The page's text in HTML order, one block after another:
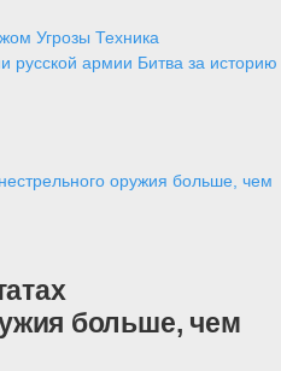
Угрозы Техника
русской армии Битва за историю
оружия больше, чем
больше, чем